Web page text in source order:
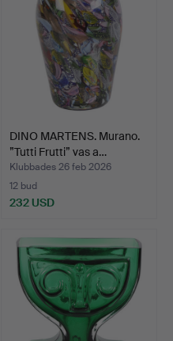
DINO MARTENS. Murano.
”Tutti Frutti” vas a…
Klubbades 26 feb 2026
12 bud
232 USD